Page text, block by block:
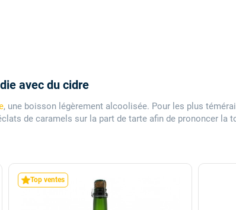
avec du cidre
, une boisson légèrement alcoolisée. Pour les plus
de caramels sur la part de tarte afin de prononcer la
Top ventes